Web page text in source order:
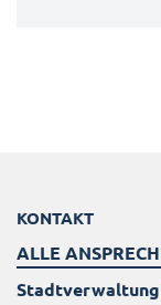
KONTAKT
ALLE